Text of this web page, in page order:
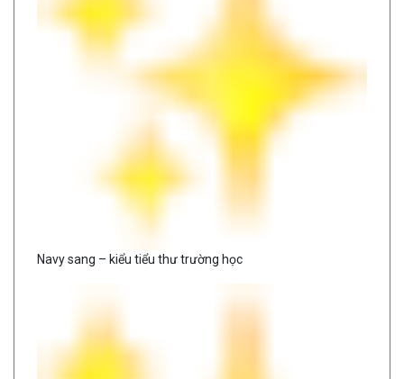
Navy sang – kiểu tiểu thư trường học